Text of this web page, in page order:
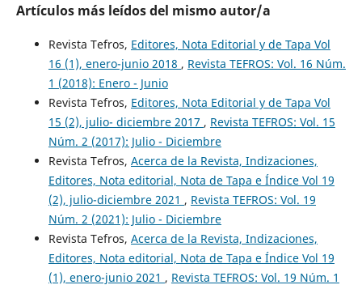
Artículos más leídos del mismo autor/a
Revista Tefros, Editores, Nota Editorial y de Tapa Vol
16 (1), enero-junio 2018 , Revista TEFROS: Vol. 16 Núm.
1 (2018): Enero - Junio
Revista Tefros, Editores, Nota Editorial y de Tapa Vol
15 (2), julio- diciembre 2017 , Revista TEFROS: Vol. 15
Núm. 2 (2017): Julio - Diciembre
Revista Tefros, Acerca de la Revista, Indizaciones,
Editores, Nota editorial, Nota de Tapa e Índice Vol 19
(2), julio-diciembre 2021 , Revista TEFROS: Vol. 19
Núm. 2 (2021): Julio - Diciembre
Revista Tefros, Acerca de la Revista, Indizaciones,
Editores, Nota editorial, Nota de Tapa e Índice Vol 19
(1), enero-junio 2021 , Revista TEFROS: Vol. 19 Núm. 1